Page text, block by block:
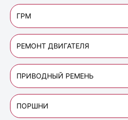
ГРМ
РЕМОНТ ДВИГАТЕЛЯ
ПРИВОДНЫЙ РЕМЕНЬ
ПОРШНИ